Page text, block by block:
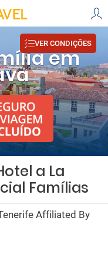
em
VER CONDIÇÕES
a La
Famílias
Affiliated By